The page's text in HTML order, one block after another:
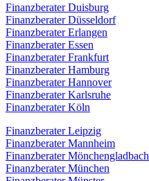
Finanzberater Duisburg
Finanzberater Düsseldorf
Finanzberater Erlangen
Finanzberater Essen
Finanzberater Frankfurt
Finanzberater Hamburg
Finanzberater Hannover
Finanzberater Karlsruhe
Finanzberater Köln
Finanzberater Leipzig
Finanzberater Mannheim
Finanzberater Mönchengladbach
Finanzberater München